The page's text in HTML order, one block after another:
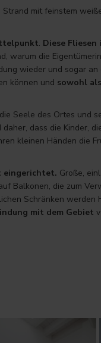
mit feinstem
. Diese Fliesen
warum die
wieder und sogar
können und sowohl
Seele des Ortes und
dass die Kinder,
kleinen Händen die
eingerichtet. Große,
Balkonen, die zum
Schränken werden
mit dem Gebiet